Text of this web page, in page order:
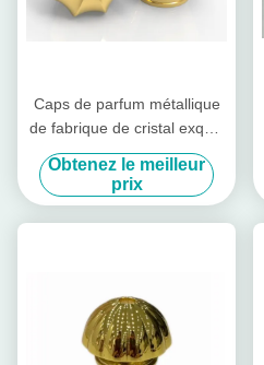
Caps de parfum métallique
de fabrique de cristal exquis
Caps de parfum métallique
de couleur personnalisée
Caps en alliage de zinc
Obtenez le meilleur
prix